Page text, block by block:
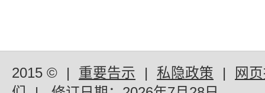
2015 © | 重要告示 | 私隐政策 |
网